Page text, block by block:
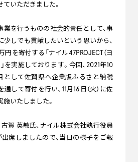
いただきました。
業を行うものの社会的責任として、事
しでも貢献したいという思いから、
円を寄付する「ナイル47PROJECT（ヨ
を実施しております。今回、2021年10
として佐賀県へ企業版ふるさと納税
通して寄付を行い、11月16日（火）に佐
いたしました。
賀 英敏氏、ナイル株式会社執行役員
席しましたので、当日の様子をご報